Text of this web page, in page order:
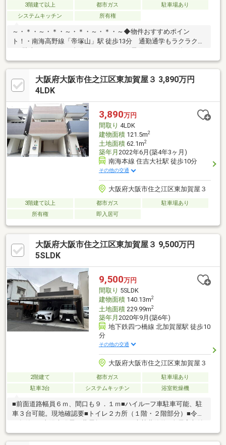
3階建て以上 都市ガス
駐車場あり
システムキッチン
所有権
～・＊・～・＊・～・＊・～・＊・～◆物件おすすめポイン
ト！・南海高野線「帝塚山」駅 徒歩13分 通勤通学もラクラク
ージ♪・ゆとりある部屋数の3LDK！ LDKは広々20帖ございます
♪・屋根裏収納あり♪・室内水回り、たいへんお綺麗です♪≪周辺
環境≫・大領小学校…徒歩8分・大領中学校…徒歩11分・ライフ…
徒歩3分・ファミリーマート…徒歩2分ハウスフリーダムは【東証
産購入や住宅ローンなどお気軽にご相談ください♪
大阪府大阪市住之江区東加賀屋３ 3,890万円
4LDK
3,890万円
間取り 4LDK
建物面積121.5m2
土地面積62.1m2
築年月 2022年6月(築4年3ヶ月)
南海本線 住吉大社駅 徒歩10分
その他の交通
大阪府大阪市住之江区東加賀屋３
3階建て以上 都市ガス
駐車場あり
所有権
即入居可
大阪府大阪市住之江区東加賀屋３ 9,500万円
5SLDK
9,500万円
間取り 5SLDK
建物面積140.13m2
土地面積229.99m2
築年月 2020年9月(築6年)
地下鉄四つ橋線 北加賀屋駅 徒歩10
分
その他の交通
大阪府大阪市住之江区東加賀屋３
2階建て 都市ガス
駐車場あり
駐車3台
システムキッチン 浴室乾燥機
■前面道路幅員６ｍ、間口も９．１ｍ■ハイル―フ車駐車可能、駐
車３台可能。現地確認要■トイレ２カ所（１階・２階部分）■令和
付■２面バルコニー■車庫部分に外部水栓あり■スーパー・商店街
に徒歩３分■食品館アプロ加賀屋店徒歩３分■住吉公園（テニス